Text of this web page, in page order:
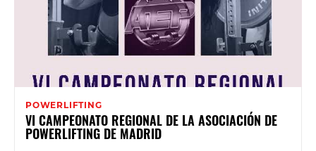
POWERLIFTING
VI CAMPEONATO REGIONAL DE LA ASOCIACIÓN DE
POWERLIFTING DE MADRID